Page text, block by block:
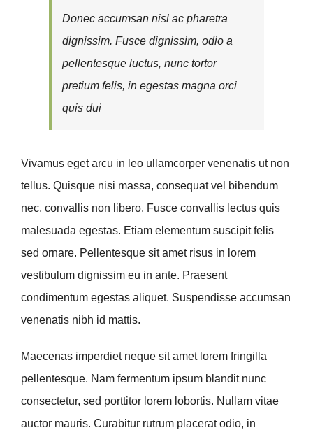
Donec accumsan nisl ac pharetra
dignissim. Fusce dignissim, odio a
pellentesque luctus, nunc tortor
pretium felis, in egestas magna orci
quis dui
Vivamus eget arcu in leo ullamcorper venenatis ut non
tellus. Quisque nisi massa, consequat vel bibendum
nec, convallis non libero. Fusce convallis lectus quis
malesuada egestas. Etiam elementum suscipit felis
sed ornare. Pellentesque sit amet risus in lorem
vestibulum dignissim eu in ante. Praesent
condimentum egestas aliquet. Suspendisse accumsan
venenatis nibh id mattis.
Maecenas imperdiet neque sit amet lorem fringilla
pellentesque. Nam fermentum ipsum blandit nunc
consectetur, sed porttitor lorem lobortis. Nullam vitae
auctor mauris. Curabitur rutrum placerat odio, in